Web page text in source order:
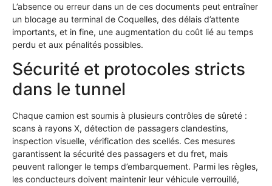
L’absence ou erreur dans un de ces documents peut entraîner
un blocage au terminal de Coquelles, des délais d’attente
importants, et in fine, une augmentation du coût lié au temps
perdu et aux pénalités possibles.
Sécurité et protocoles stricts
dans le tunnel
Chaque camion est soumis à plusieurs contrôles de sûreté :
scans à rayons X, détection de passagers clandestins,
inspection visuelle, vérification des scellés. Ces mesures
garantissent la sécurité des passagers et du fret, mais
peuvent rallonger le temps d’embarquement. Parmi les règles,
les conducteurs doivent maintenir leur véhicule verrouillé,